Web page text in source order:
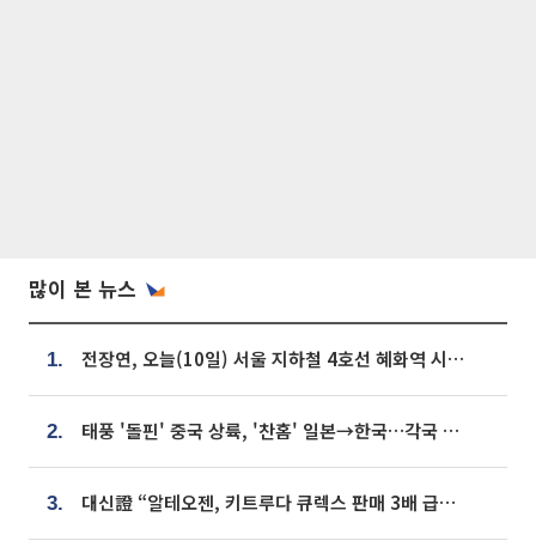
많이 본 뉴스
1. 전장연, 오늘(10일) 서울 지하철 4호선 혜화역 시위…1호선 용산역 무정차
2. 태풍 '돌핀' 중국 상륙, '찬홈' 일본→한국…각국 기상청 예상 경로는?
3. 대신證 “알테오젠, 키트루다 큐렉스 판매 3배 급증…목표가 41만원 상향”